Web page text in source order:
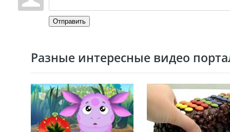
Отправить
Разные интересные видео